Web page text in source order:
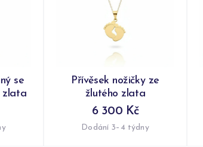
se
zlata
Přívěsek nožičky ze
žlutého zlata
6 300 Kč
Dodání 3–4 týdny